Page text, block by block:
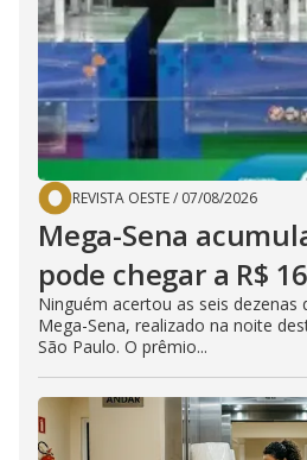
REVISTA OESTE/ 07/08/2026
Mega-Sena
pode chegar a R$
Ninguém acertou as seis dezenas
Mega-Sena, realizado na noite
São Paulo. O prêmio...